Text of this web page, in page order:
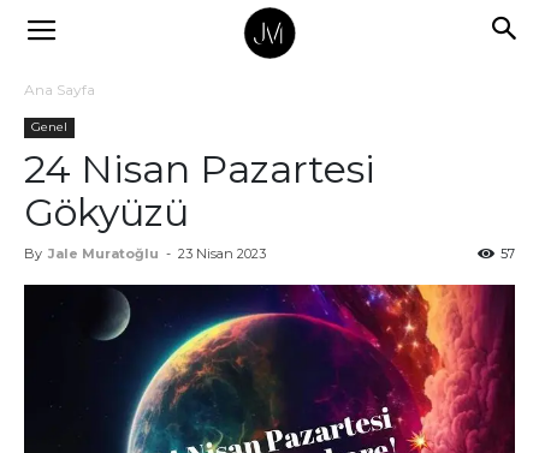
Ana Sayfa
Genel
24 Nisan Pazartesi
Gökyüzü
By Jale Muratoğlu - 23 Nisan 2023 57